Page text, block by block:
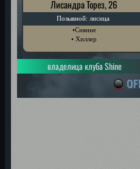
Лисандра Торез, 26
•Сияние
• Хиллер
Позывной: лисица
владелица клуба Shine